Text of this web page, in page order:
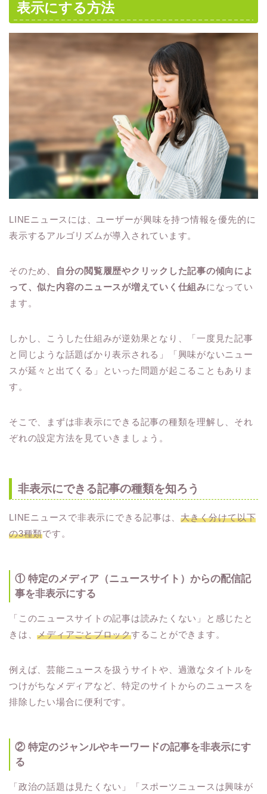
表示にする方法
LINEニュースには、ユーザーが興味を持つ情報を優先的に
表示するアルゴリズムが導入されています。
そのため、
自分の閲覧履歴やクリックした記事の傾向によ
って、似た内容のニュースが増えていく仕組みになってい
ます。
しかし、こうした仕組みが逆効果となり、「一度見た記事
と同じような話題ばかり表示される」「興味がないニュー
スが延々と出てくる」といった問題が起こることもありま
す。
そこで、まずは非表示にできる記事の種類を理解し、それ
ぞれの設定方法を見ていきましょう。
非表示にできる記事の種類を知ろう
LINEニュースで非表示にできる記事は、大きく分けて以下
の3種類です。
① 特定のメディア（ニュースサイト）からの配信記
事を非表示にする
「このニュースサイトの記事は読みたくない」と感じたと
きは、メディアごとブロックすることができます。
例えば、芸能ニュースを扱うサイトや、過激なタイトルを
つけがちなメディアなど、特定のサイトからのニュースを
排除したい場合に便利です。
② 特定のジャンルやキーワードの記事を非表示にす
る
「政治の話題は見たくない」「スポーツニュースは興味が